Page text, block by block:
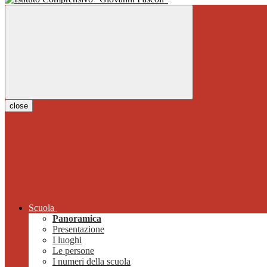
close
Scuola
Panoramica
Presentazione
I luoghi
Le persone
I numeri della scuola